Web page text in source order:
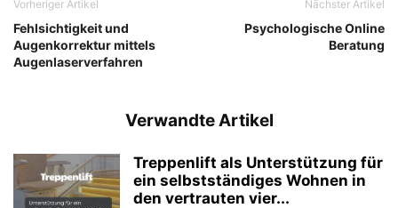
Vorheriger Artikel
Fehlsichtigkeit und
Augenkorrektur mittels
Augenlaserverfahren
Nächster Artikel
Psychologische Online
Beratung
Verwandte Artikel
Treppenlift als Unterstützung für
ein selbstständiges Wohnen in
den vertrauten vier...